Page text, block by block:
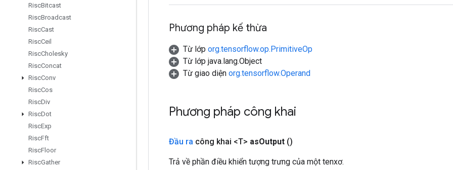
RiscBitcast
RiscBroadcast
RiscCast
RiscCeil
RiscCholesky
RiscConcat
RiscConv
RiscCos
RiscDiv
RiscDot
RiscExp
RiscFft
RiscFloor
RiscGather
Phương pháp kế thừa
Từ lớp org.tensorflow.op.PrimitiveOp
Từ lớp java.lang.Object
Từ giao diện org.tensorflow.Operand
Phương pháp công khai
Đầu ra công khai <T> asOutput ()
Trả về phần điều khiển tượng trưng của một tenxơ.